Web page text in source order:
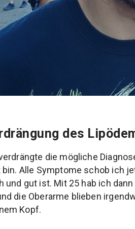
des
die mögliche
bin. Alle Symptome schob ich
und gut ist. Mit 25 hab ich
die Oberarme blieben
Kopf.